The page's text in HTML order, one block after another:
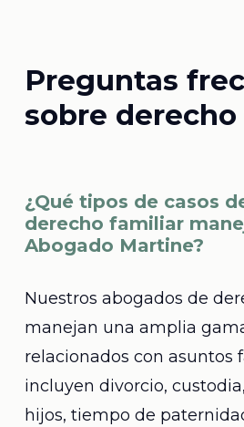
Preguntas
sobre
¿Qué tipos de casos
derecho familiar
Abogado Martine?
Nuestros abogados de
manejan una amplia
relacionados con asuntos
incluyen divorcio,
hijos, tiempo de